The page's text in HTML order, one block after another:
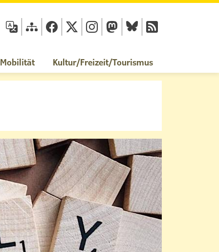
Kultur/Freizeit/Tourismus